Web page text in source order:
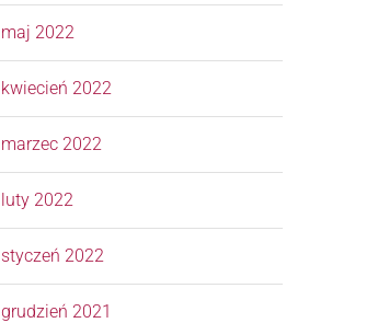
maj 2022
kwiecień 2022
marzec 2022
luty 2022
styczeń 2022
grudzień 2021